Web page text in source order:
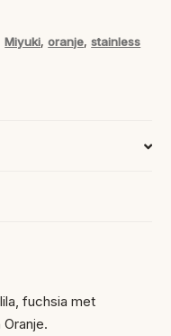
Miyuki,oranje,stainless
fuchsia met